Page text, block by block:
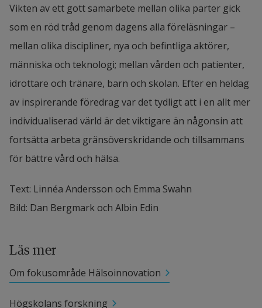
Vikten av ett gott samarbete mellan olika parter gick
som en röd tråd genom dagens alla föreläsningar –
mellan olika discipliner, nya och befintliga aktörer,
människa och teknologi; mellan vården och patienter,
idrottare och tränare, barn och skolan. Efter en heldag
av inspirerande föredrag var det tydligt att i en allt mer
individualiserad värld är det viktigare än någonsin att
fortsätta arbeta gränsöverskridande och tillsammans
för bättre vård och hälsa.
Text: Linnéa Andersson och Emma Swahn
Bild: Dan Bergmark och Albin Edin
Läs mer
Om fokusområde Hälsoinnovation
Högskolans forskning